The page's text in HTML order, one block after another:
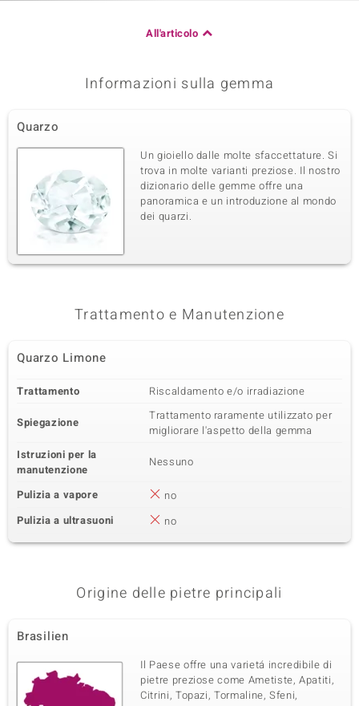
All'articolo
Informazioni sulla gemma
Quarzo
Un gioiello dalle molte sfaccettature. Si
trova in molte varianti preziose. Il nostro
dizionario delle gemme offre una
panoramica e un introduzione al mondo
dei quarzi.
Trattamento e Manutenzione
Quarzo Limone
Trattamento Riscaldamento e/o irradiazione
Spiegazione
Trattamento raramente utilizzato per
migliorare l'aspetto della gemma
Istruzioni per la
manutenzione
Nessuno
Pulizia a vapore
no
Pulizia a ultrasuoni
no
Origine delle pietre principali
Brasilien
Il Paese offre una varietá incredibile di
pietre preziose come Ametiste, Apatiti,
Citrini, Topazi, Tormaline, Sfeni,